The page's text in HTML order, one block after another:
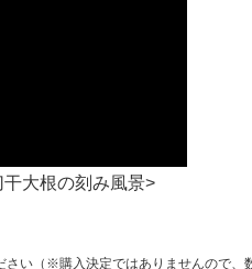
干大根の刻み風景>
い（※購入決定ではありませんので、